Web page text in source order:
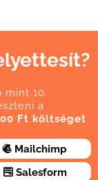
mint 10
a
Ft költséget
Mailchimp
Salesform